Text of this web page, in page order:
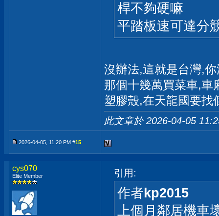
桿不夠硬嘛
平踏板速可達分
沒辦法,這就是台灣,
那個十幾萬買菜車,車
塑膠殼,在天龍國要找
此文章於 2026-04-05
2026-04-05, 11:20 PM #15
cys070
Elite Member 引用:
作者kp2015
上個月鄰居機